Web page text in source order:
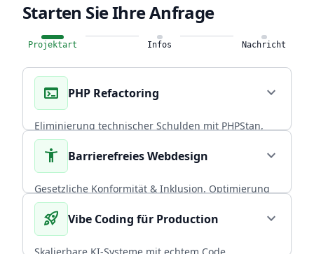
Starten Sie Ihre Anfrage
Projektart Infos Nachricht
terminal PHP Refactoring expand_more
Eliminierung technischer Schulden mit PHPStan,
Rector PHP und PHPUnit. Über 20 Jahre
Praxiserfahrung in skalierbaren Backends.
CORE EXPERTISE
Diesen Service wählenarrow_forward
accessibility_new Barrierefreies Webdesign expand_more
Gesetzliche Konformität & Inklusion. Optimierung
von Performance und Conversion durch radikal
nutzerzentriertes, universelles Design.
BFSG COMPLIANT
rocket_launch Vibe Coding für Production expand_more